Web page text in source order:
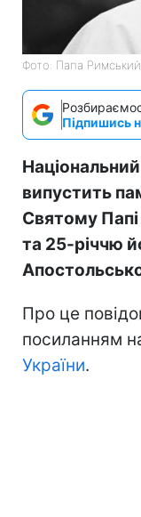
Фото: Папа
Підпишись
випустить
Святому
та 25-річчю
Про це
посиланням
України.